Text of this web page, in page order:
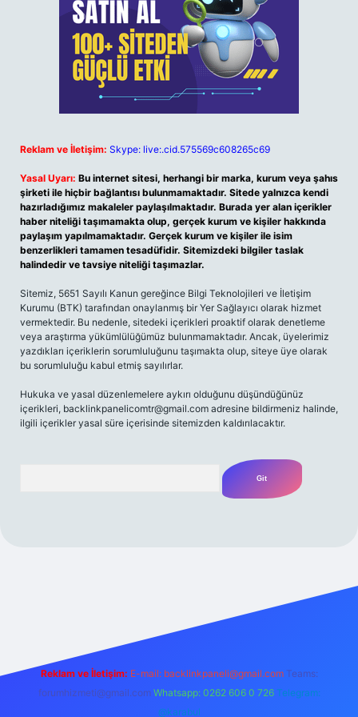
Reklam ve İletişim: Skype: live:.cid.575569c608265c69
Yasal Uyarı: Bu internet sitesi, herhangi bir marka, kurum veya şahıs
şirketi ile hiçbir bağlantısı bulunmamaktadır. Sitede yalnızca kendi
hazırladığımız makaleler paylaşılmaktadır. Burada yer alan içerikler
haber niteliği taşımamakta olup, gerçek kurum ve kişiler hakkında
paylaşım yapılmamaktadır. Gerçek kurum ve kişiler ile isim
benzerlikleri tamamen tesadüfidir. Sitemizdeki bilgiler taslak
halindedir ve tavsiye niteliği taşımazlar.
Sitemiz, 5651 Sayılı Kanun gereğince Bilgi Teknolojileri ve İletişim
Kurumu (BTK) tarafından onaylanmış bir Yer Sağlayıcı olarak hizmet
vermektedir. Bu nedenle, sitedeki içerikleri proaktif olarak denetleme
veya araştırma yükümlülüğümüz bulunmamaktadır. Ancak, üyelerimiz
yazdıkları içeriklerin sorumluluğunu taşımakta olup, siteye üye olarak
bu sorumluluğu kabul etmiş sayılırlar.
Hukuka ve yasal düzenlemelere aykırı olduğunu düşündüğünüz
içerikleri, backlinkpanelicomtr@gmail.com adresine bildirmeniz halinde,
ilgili içerikler yasal süre içerisinde sitemizden kaldırılacaktır.
Reklam ve İletişim: E-mail: backlinkpaneli@gmail.com Teams:
forumhizmeti@gmail.com Whatsapp: 0262 606 0 726 Telegram:
@karabul